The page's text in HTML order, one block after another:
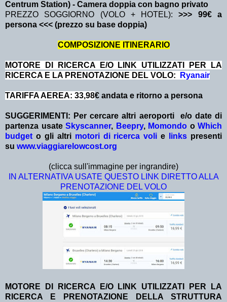
Centrum Station) - Camera doppia con bagno privato
PREZZO SOGGIORNO (VOLO + HOTEL):>>> 99€ a
persona <<< (prezzo su base doppia)
COMPOSIZIONE ITINERARIO
MOTORE DI RICERCA E/O LINK UTILIZZATI PER LA
RICERCA E LA PRENOTAZIONE DEL VOLO:
Ryanair
TARIFFA AEREA: 33,98€ andata e ritorno a persona
SUGGERIMENTI: Per cercare altri aeroporti e/o date di
partenza usate Skyscanner, Beepry, Momondo o Which
budget o gli altri motori di ricerca voli e links presenti
su www.viaggiarelowcost.org
(clicca sull'immagine per ingrandire)
IN ALTERNATIVA USATE QUESTO LINK DIRETTO ALLA
PRENOTAZIONE DEL VOLO
MOTORE DI RICERCA E/O LINK UTILIZZATI PER LA
RICERCA E PRENOTAZIONE DELLA STRUTTURA